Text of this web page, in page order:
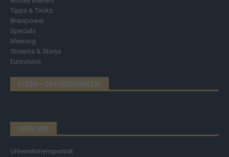
Tipps & Tricks
Brainpower
Specials
Meinung
Streams & Storys
Eurovision
FLASH – DAS VIDEOPORTAL
ÜBER UNS
Unternehmensporträt